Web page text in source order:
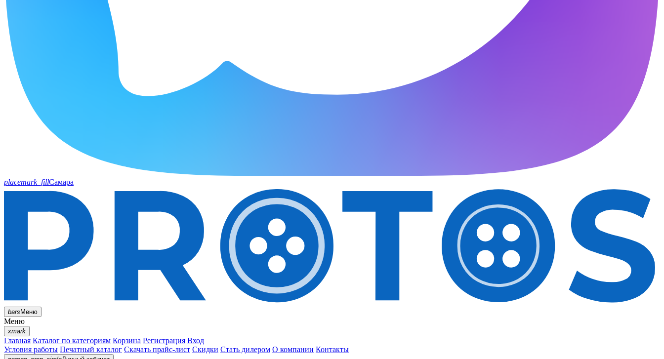
placemark_fillСамара
barsМеню
Меню
xmark
Главная Каталог по категориям Корзина Регистрация Вход
Условия работы Печатный каталог Скачать прайс-лист Скидки Стать дилером О компании Контакты